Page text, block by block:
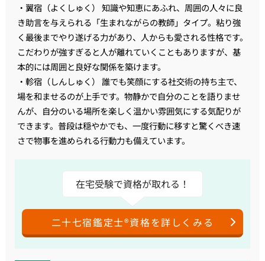
・翼宿（よくしゅく） 知識や知恵にあふれ、周囲の人々に良
き助言を与えられる「生まれながらの教師」タイプ。粘り強
く最後までやり遂げる力があり、人からも愛される性格です。
こだわりが強すぎると人が離れていくこともありますが、基
本的には周囲と良好な関係を築けます。
・軫宿（しんしゅく） 誰でも笑顔にする社交術の持ち主で、
場を和ませるのが上手です。物静かで自分のことを語りませ
んが、自分のいる場所を楽しく温かい雰囲気にする気配りが
できます。普段は穏やかでも、一度行動に移すと驚くべき速
さで物事を進められる行動力も備えています。
在宅受験で資格が取れる！
二十七宿鑑定士®資格を詳しくみる